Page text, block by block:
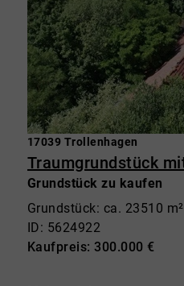
17039 Trollenhagen
Grundstück zu kaufen
Grundstück: ca. 23510 m²
ID: 5624922
Kaufpreis: 300.000 €